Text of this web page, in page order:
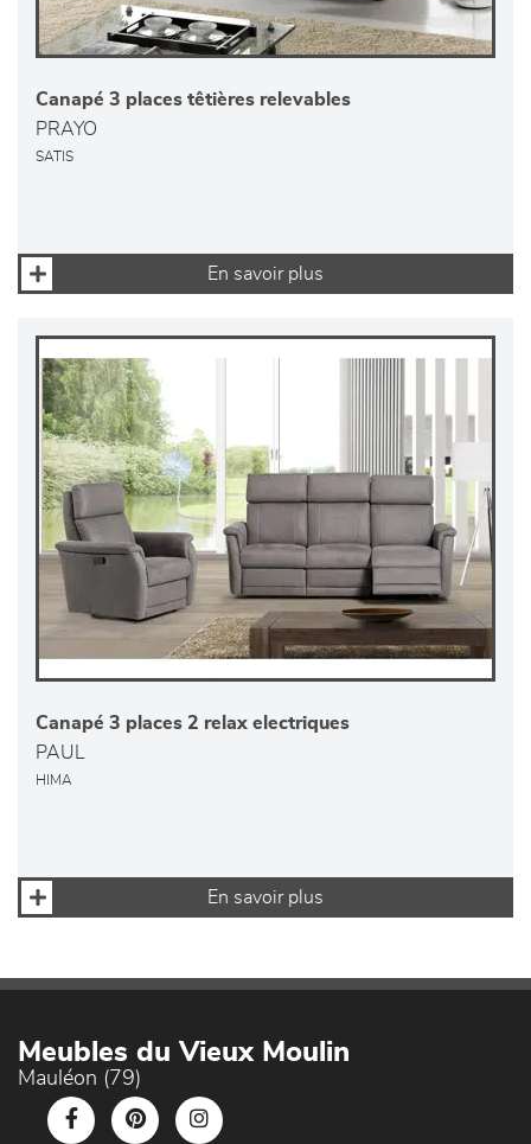
Canapé 3 places têtières relevables
PRAYO
SATIS
En savoir plus
Canapé 3 places 2 relax electriques
PAUL
HIMA
En savoir plus
Meubles du Vieux Moulin
Mauléon (79)